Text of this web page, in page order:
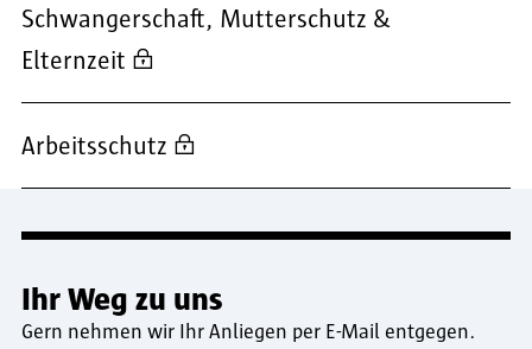
Schwangerschaft, Mutterschutz &
Elternzeit
Arbeitsschutz
Ihr Weg zu uns
Gern nehmen wir Ihr Anliegen per E-Mail entgegen.